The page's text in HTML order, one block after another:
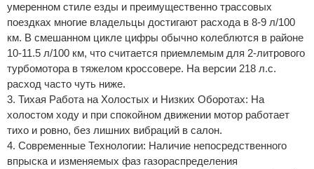
умеренном стиле езды и преимущественно трассовых
поездках многие владельцы достигают расхода в 8-9 л/100
км. В смешанном цикле цифры обычно колеблются в районе
10-11.5 л/100 км, что считается приемлемым для 2-литрового
турбомотора в тяжелом кроссовере. На версии 218 л.с.
расход часто чуть ниже.
3. Тихая Работа на Холостых и Низких Оборотах: На
холостом ходу и при спокойном движении мотор работает
тихо и ровно, без лишних вибраций в салон.
4. Современные Технологии: Наличие непосредственного
впрыска и изменяемых фаз газораспределения